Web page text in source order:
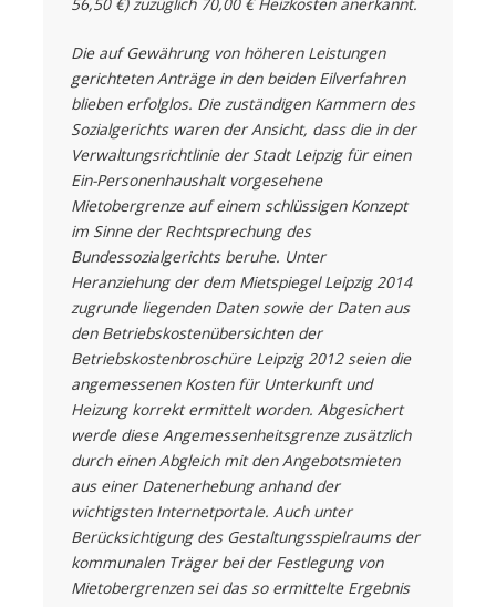
Die auf Gewährung von höheren Leistungen
gerichteten Anträge in den beiden Eilverfahren
blieben erfolglos. Die zuständigen Kammern des
Sozialgerichts waren der Ansicht, dass die in der
Verwaltungsrichtlinie der Stadt Leipzig für einen
Ein-Personenhaushalt vorgesehene
Mietobergrenze auf einem schlüssigen Konzept
im Sinne der Rechtsprechung des
Bundessozialgerichts beruhe. Unter
Heranziehung der dem Mietspiegel Leipzig 2014
zugrunde liegenden Daten sowie der Daten aus
den Betriebskostenübersichten der
Betriebskostenbroschüre Leipzig 2012 seien die
angemessenen Kosten für Unterkunft und
Heizung korrekt ermittelt worden. Abgesichert
werde diese Angemessenheitsgrenze zusätzlich
durch einen Abgleich mit den Angebotsmieten
aus einer Datenerhebung anhand der
wichtigsten Internetportale. Auch unter
Berücksichtigung des Gestaltungsspielraums der
kommunalen Träger bei der Festlegung von
Mietobergrenzen sei das so ermittelte Ergebnis